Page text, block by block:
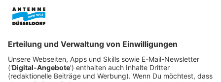
Bürgermeister.
Veröffentlicht: